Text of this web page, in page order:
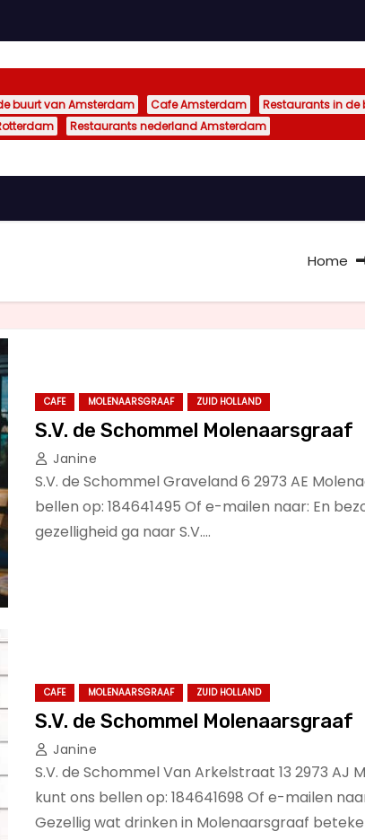
buurt van Amsterdam Cafe Amsterdam
Restaurants in de
Restaurants nederland Amsterdam
Home
CAFE MOLENAARSGRAAF ZUID HOLLAND
S.V. de Schommel Molenaarsgraaf
Janine
S.V. de Schommel Graveland 6 2973 AE
bellen op: 184641495 Of e-mailen naar: En
gezelligheid ga naar S.V.…
CAFE MOLENAARSGRAAF ZUID HOLLAND
S.V. de Schommel Molenaarsgraaf
Janine
S.V. de Schommel Van Arkelstraat 13 2973 AJ
kunt ons bellen op: 184641698 Of e-mailen
Gezellig wat drinken in Molenaarsgraaf